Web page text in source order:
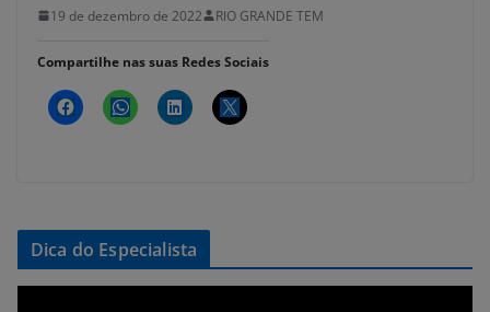
19 de dezembro de 2022 RIO GRANDE TEM
Compartilhe nas suas Redes Sociais
Dica do Especialista